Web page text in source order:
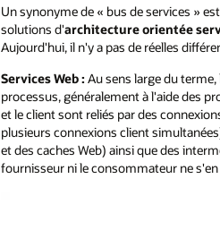
Le
fournisseur
de
appelle
le
bus
de
services
avec
Un synonyme de « bus de services »
solutions d'architecture orientée
Aujourd'hui, il n'y a pas de réelles
Services Web : Au sens large du
processus, généralement à l'aide des
et le client sont reliés par des
plusieurs connexions client
et des caches Web) ainsi que des
fournisseur ni le consommateur ne